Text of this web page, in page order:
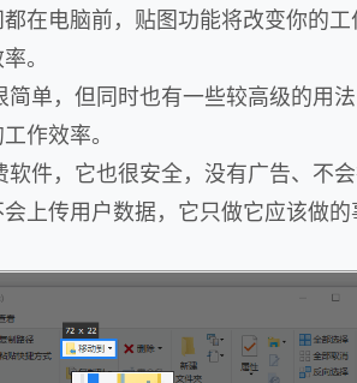
在电脑前，贴图功能将改变你的工
。
简单，但同时也有一些较高级的用
作效率。
软件，它也很安全，没有广告、不
上传用户数据，它只做它应该做的